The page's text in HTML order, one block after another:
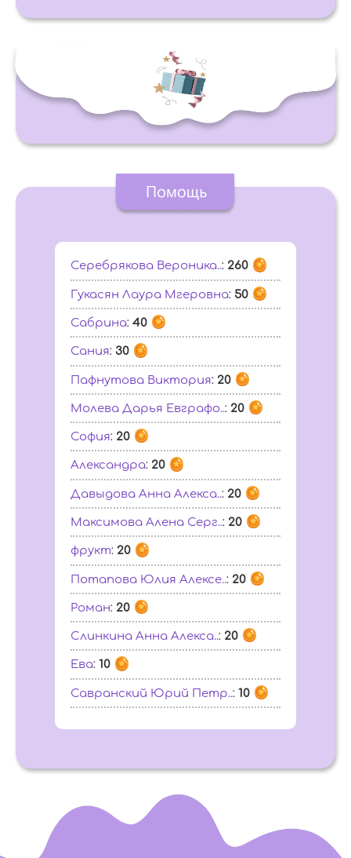
Серебрякова Вероника..: 260
Гукасян Лаура Мгеровна: 50
Сабрина: 40
Сания: 30
Пафнутова Виктория: 20
Молева Дарья Евграфо..: 20
София: 20
Александра: 20
Давыдова Анна Алекса..: 20
Максимова Алена Серг..: 20
фрукт: 20
Потапова Юлия Алексе..: 20
Роман: 20
Слинкина Анна Алекса..: 20
Ева: 10
Савранский Юрий Петр..: 10